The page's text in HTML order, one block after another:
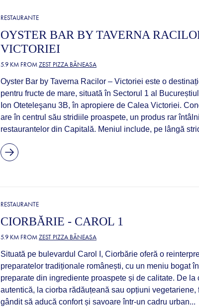
RESTAURANTE
OYSTER BAR BY TAVERNA
VICTORIEI
5.9 KM FROMZEST PIZZA BĂNEASA
Oyster Bar by Taverna Racilor – Victoriei este o
pentru fructe de mare, situată în Sectorul 1 al
Ion Oteteleşanu 3B, în apropiere de Calea Victoriei.
are în centrul său stridiile proaspete, un produs rar
restaurantelor din Capitală. Meniul include, pe lângă
RESTAURANTE
CIORBĂRIE - CAROL 1
5.9 KM FROMZEST PIZZA BĂNEASA
Situată pe bulevardul Carol I, Ciorbărie oferă o
preparatelor tradiționale românești, cu un meniu bogat
preparate din ingrediente proaspete și de calitate. De la
autentică, la ciorba rădăuțeană sau opțiuni vegetariene,
gândit să aducă confort și savoare într-un cadru urban...